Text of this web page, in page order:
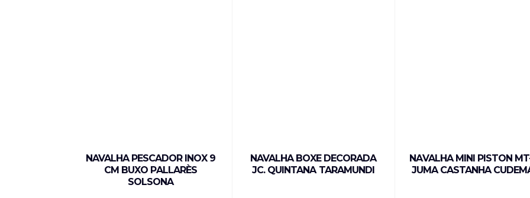
NAVALHA PESCADOR INOX 9
CM BUXO PALLARÈS
SOLSONA
NAVALHA BOXE DECORADA
JC. QUINTANA TARAMUNDI
NAVALHA MINI PISTON
JUMA CASTANHA